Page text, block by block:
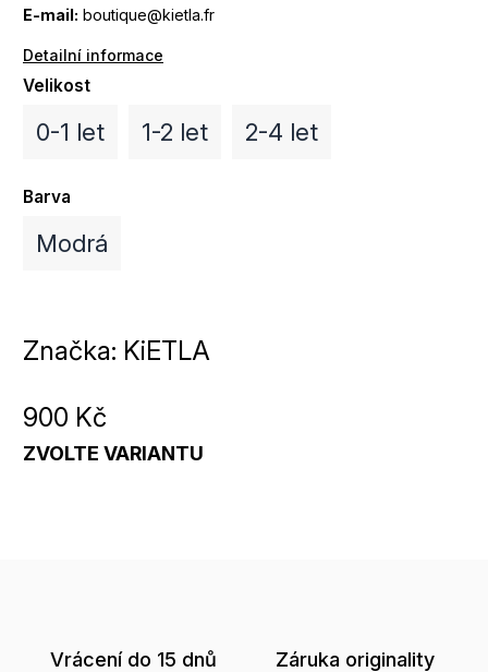
E-mail: boutique@kietla.fr
Detailní informace
Velikost
0-1 let 1-2 let 2-4 let
Barva
Modrá
Značka: KiETLA
900 Kč
ZVOLTE VARIANTU
Vrácení do 15 dnů Záruka originality